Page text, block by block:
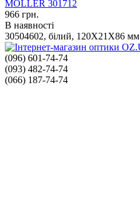
966 грн.
В наявності
30504602, білий, 120X21X86 мм
(096) 601-74-74
(093) 482-74-74
(066) 187-74-74